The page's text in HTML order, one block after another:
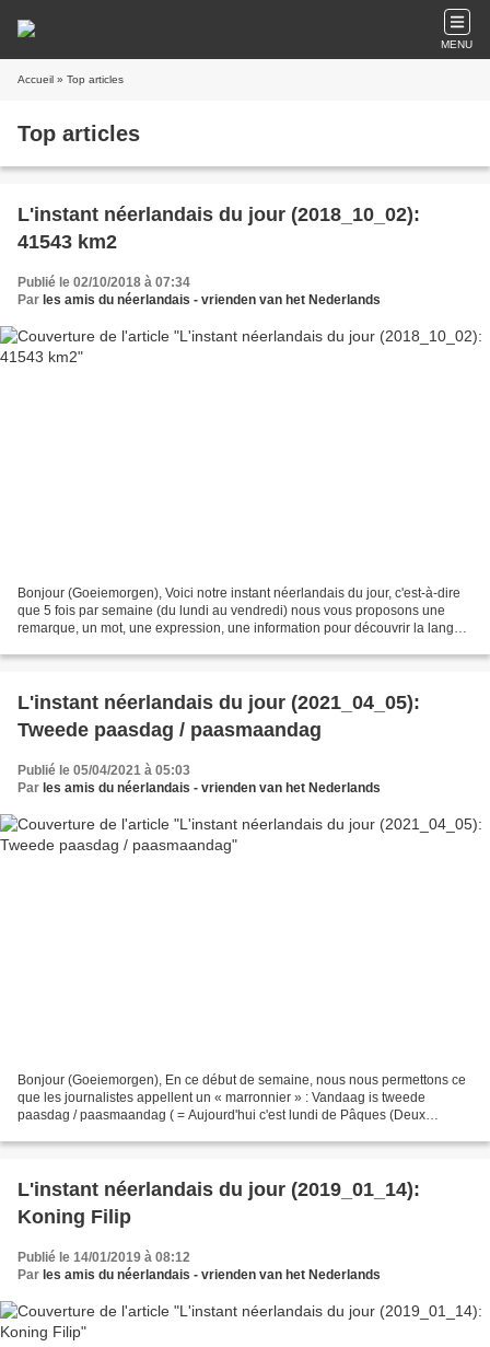
MENU
Accueil » Top articles
Top articles
L'instant néerlandais du jour (2018_10_02):
41543 km2
Publié le 02/10/2018 à 07:34
Par les amis du néerlandais - vrienden van het Nederlands
Bonjour (Goeiemorgen), Voici notre instant néerlandais du jour, c'est-à-dire
que 5 fois par semaine (du lundi au vendredi) nous vous proposons une
remarque, un mot, une expression, une information pour découvrir la langue
L'instant néerlandais du jour (2021_04_05):
Tweede paasdag / paasmaandag
Publié le 05/04/2021 à 05:03
Par les amis du néerlandais - vrienden van het Nederlands
Bonjour (Goeiemorgen), En ce début de semaine, nous nous permettons ce
que les journalistes appellent un « marronnier » : Vandaag is tweede
paasdag / paasmaandag ( = Aujourd'hui c'est lundi de Pâques (Deux
L'instant néerlandais du jour (2019_01_14):
Koning Filip
Publié le 14/01/2019 à 08:12
Par les amis du néerlandais - vrienden van het Nederlands